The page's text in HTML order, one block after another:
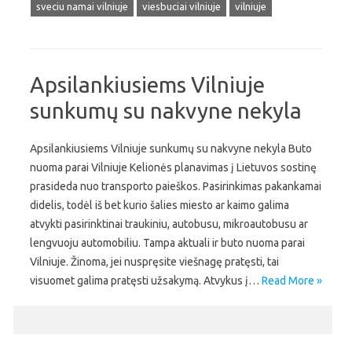
sveciu namai vilniuje
viesbuciai vilniuje vilniuje
Apsilankiusiems Vilniuje
sunkumų su nakvyne nekyla
Apsilankiusiems Vilniuje sunkumų su nakvyne nekyla Buto
nuoma parai Vilniuje Kelionės planavimas į Lietuvos sostinę
prasideda nuo transporto paieškos. Pasirinkimas pakankamai
didelis, todėl iš bet kurio šalies miesto ar kaimo galima
atvykti pasirinktinai traukiniu, autobusu, mikroautobusu ar
lengvuoju automobiliu. Tampa aktuali ir buto nuoma parai
Vilniuje. Žinoma, jei nuspręsite viešnagę pratęsti, tai
visuomet galima pratęsti užsakymą. Atvykus į… Read More »